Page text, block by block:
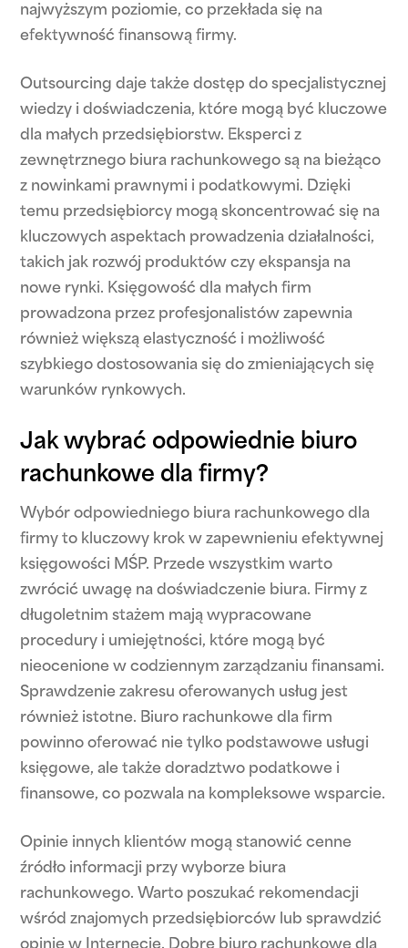
najwyższym poziomie, co przekłada się na
efektywność finansową firmy.
Outsourcing daje także dostęp do specjalistycznej
wiedzy i doświadczenia, które mogą być kluczowe
dla małych przedsiębiorstw. Eksperci z
zewnętrznego biura rachunkowego są na bieżąco
z nowinkami prawnymi i podatkowymi. Dzięki
temu przedsiębiorcy mogą skoncentrować się na
kluczowych aspektach prowadzenia działalności,
takich jak rozwój produktów czy ekspansja na
nowe rynki. Księgowość dla małych firm
prowadzona przez profesjonalistów zapewnia
również większą elastyczność i możliwość
szybkiego dostosowania się do zmieniających się
warunków rynkowych.
Jak wybrać odpowiednie biuro
rachunkowe dla firmy?
Wybór odpowiedniego biura rachunkowego dla
firmy to kluczowy krok w zapewnieniu efektywnej
księgowości MŚP. Przede wszystkim warto
zwrócić uwagę na doświadczenie biura. Firmy z
długoletnim stażem mają wypracowane
procedury i umiejętności, które mogą być
nieocenione w codziennym zarządzaniu finansami.
Sprawdzenie zakresu oferowanych usług jest
również istotne. Biuro rachunkowe dla firm
powinno oferować nie tylko podstawowe usługi
księgowe, ale także doradztwo podatkowe i
finansowe, co pozwala na kompleksowe wsparcie.
Opinie innych klientów mogą stanowić cenne
źródło informacji przy wyborze biura
rachunkowego. Warto poszukać rekomendacji
wśród znajomych przedsiębiorców lub sprawdzić